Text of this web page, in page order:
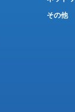
その他